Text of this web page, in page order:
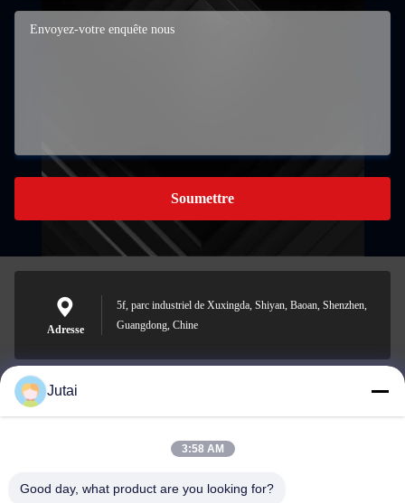
Soumettre
Adresse
5f, parc industriel de Xuxingda, Shiyan, Baoan, Shenzhen,
Guangdong, Chine
jutaisales18@gmail.com
Jutai
3:58 AM
Good day, what product are you looking for?